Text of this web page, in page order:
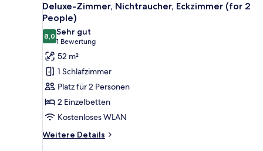
(Tatami,
for
People)
Fotos
für
Deluxe-
Zimmer,
Nichtraucher,
Eckzimmer
(for
2
People)
anzeigen
13
Deluxe-Zimmer, Nichtraucher, Eckzimmer (for 2
People)
8,08,0 von 10
Sehr gut
1 Bewertung
(1
Bewertung)
52 m²
1 Schlafzimmer
Platz für 2 Personen
2 Einzelbetten
Kostenloses WLAN
Weitere Details
Weitere